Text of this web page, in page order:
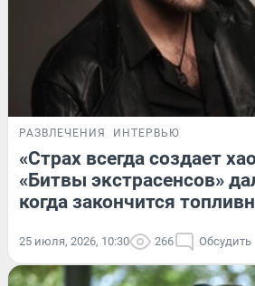
РАЗВЛЕЧЕНИЯ ИНТЕРВЬЮ
«Страх всегда создает
«Битвы экстрасенсов»
когда закончится
25 июля, 2026, 10:30 266 Обсудить